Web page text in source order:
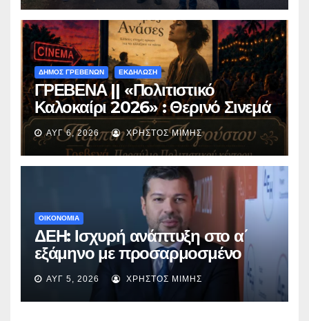
ΔΗΜΟΣ ΓΡΕΒΕΝΩΝ ΕΚΔΗΛΩΣΗ
ΓΡΕΒΕΝΑ || «Πολιτιστικό
Καλοκαίρι 2026» : Θερινό Σινεμά
με την βραβευμένη ταινία
«Μικρές Ανάσες».
ΑΥΓ 6, 2026 ΧΡΉΣΤΟΣ ΜΊΜΗΣ
ΟΙΚΟΝΟΜΙΑ
ΔΕΗ: Ισχυρή ανάπτυξη στο α΄
εξάμηνο με προσαρμοσμένο
EBITDA στα €1,2 δισ.
ΑΥΓ 5, 2026 ΧΡΉΣΤΟΣ ΜΊΜΗΣ